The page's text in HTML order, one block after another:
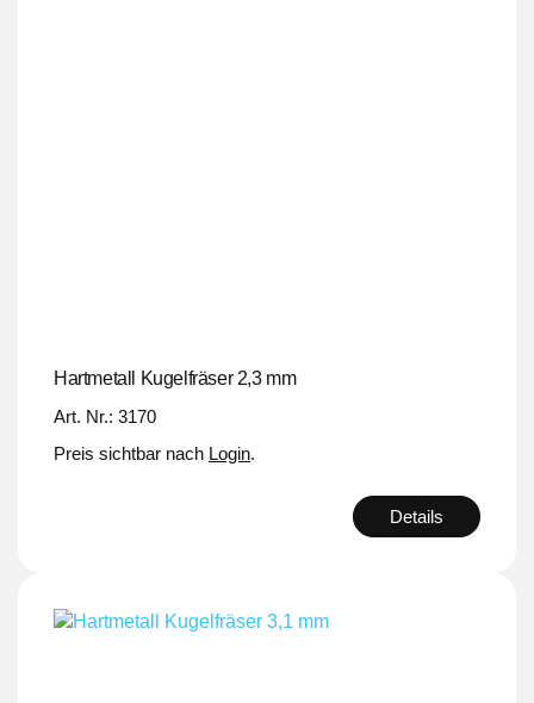
Hartmetall Kugelfräser 2,3 mm
Art. Nr.: 3170
Preis sichtbar nach Login.
Details